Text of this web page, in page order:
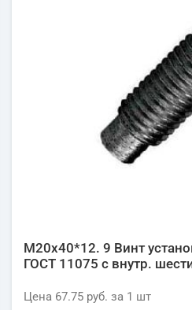
М20х40*12. 9 Винт
ГОСТ 11075 с внутр.
Цена 67.75 руб. за 1 шт